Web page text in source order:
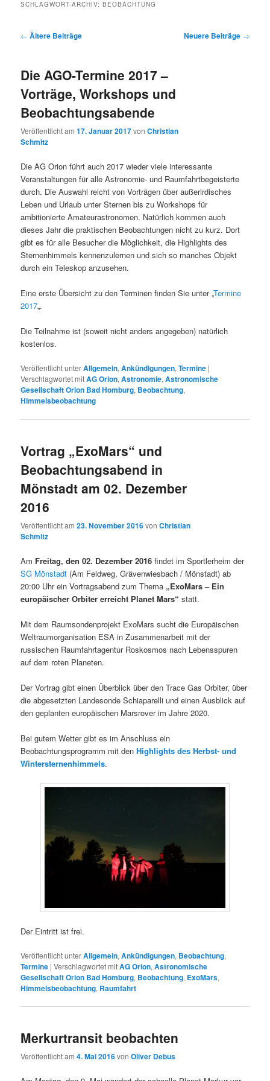
SCHLAGWORT-ARCHIV:BEOBACHTUNG
Beitragsnavigation
← Ältere Beiträge Neuere Beiträge →
Die AGO-Termine 2017 –
Vorträge, Workshops und
Beobachtungsabende
Veröffentlicht am17. Januar 2017vonChristian
Schmitz
Die AG Orion führt auch 2017 wieder viele interessante
Veranstaltungen für alle Astronomie- und Raumfahrtbegeisterte
durch. Die Auswahl reicht von Vorträgen über außerirdisches
Leben und Urlaub unter Sternen bis zu Workshops für
ambitionierte Amateurastronomen. Natürlich kommen auch
dieses Jahr die praktischen Beobachtungen nicht zu kurz. Dort
gibt es für alle Besucher die Möglichkeit, die Highlights des
Sternenhimmels kennenzulernen und sich so manches Objekt
durch ein Teleskop anzusehen.
Eine erste Übersicht zu den Terminen finden Sie unter „Termine
2017„.
Die Teilnahme ist (soweit nicht anders angegeben) natürlich
kostenlos.
Veröffentlicht unterAllgemein,Ankündigungen,Termine |
Verschlagwortet mitAG Orion,Astronomie,Astronomische
Gesellschaft Orion Bad Homburg, Beobachtung,
Himmelsbeobachtung
Vortrag „ExoMars“ und
Beobachtungsabend in
Mönstadt am 02. Dezember
2016
Veröffentlicht am23. November 2016vonChristian
Schmitz
Am Freitag, den 02. Dezember 2016 findet im Sportlerheim der
SG Mönstadt (Am Feldweg, Grävenwiesbach / Mönstadt) ab
20:00 Uhr ein Vortragsabend zum Thema „ExoMars – Ein
europäischer Orbiter erreicht Planet Mars“ statt.
Mit dem Raumsondenprojekt ExoMars sucht die Europäischen
Weltraumorganisation ESA in Zusammenarbeit mit der
russischen Raumfahrtagentur Roskosmos nach Lebensspuren
auf dem roten Planeten.
Der Vortrag gibt einen Überblick über den Trace Gas Orbiter, über
die abgesetzten Landesonde Schiaparelli und einen Ausblick auf
den geplanten europäischen Marsrover im Jahre 2020.
Bei gutem Wetter gibt es im Anschluss ein
Beobachtungsprogramm mit denHighlights des Herbst- und
Wintersternenhimmels.
Der Eintritt ist frei.
Veröffentlicht unterAllgemein,Ankündigungen, Beobachtung,
Termine |Verschlagwortet mitAG Orion,Astronomische
Gesellschaft Orion Bad Homburg, Beobachtung, ExoMars,
Himmelsbeobachtung, Raumfahrt
Merkurtransit beobachten
Veröffentlicht am4. Mai 2016vonOliver Debus